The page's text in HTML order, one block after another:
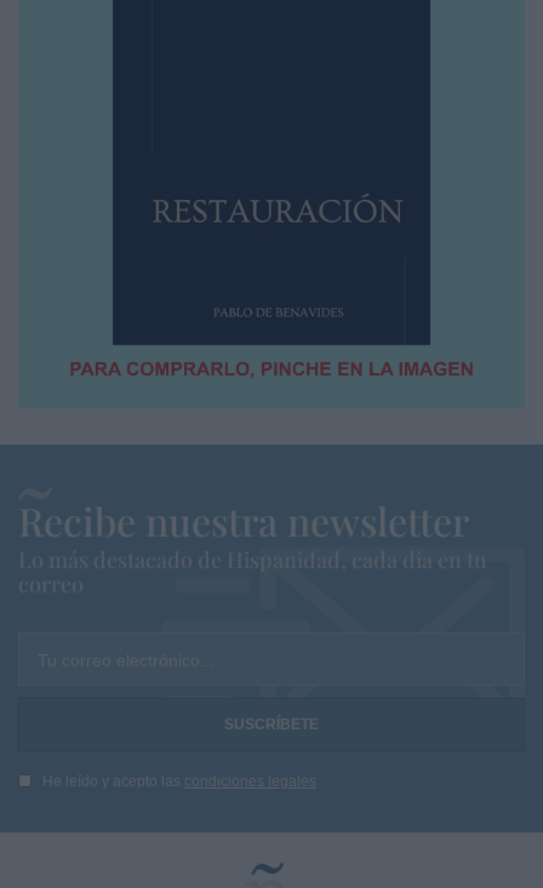
Recibe nuestra newsletter
Lo más destacado de Hispanidad, cada dia en tu
correo
Tu correo electrónico...
He leído y acepto las condiciones legales